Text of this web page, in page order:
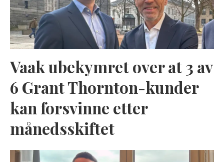
Vaak ubekymret over at 3 av
6 Grant Thornton-kunder
kan forsvinne etter
månedsskiftet